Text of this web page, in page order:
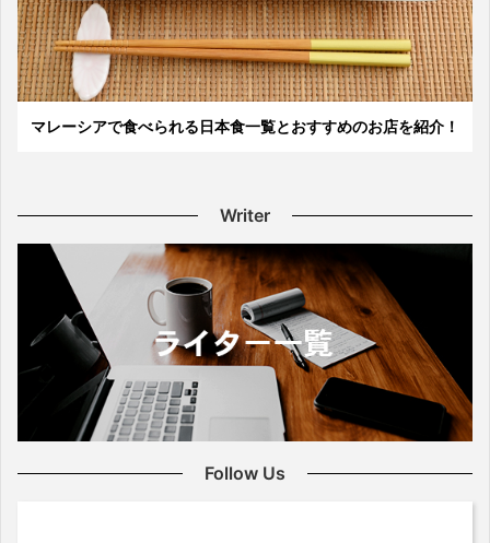
マレーシアで食べられる日本食一覧とおすすめのお店を紹介！
Writer
Follow Us